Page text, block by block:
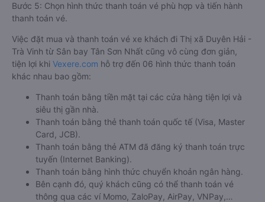
Bước 5: Chọn hình thức thanh toán vé phù hợp và tiến hành
thanh toán vé.
Việc đặt mua và thanh toán vé xe khách đi Thị xã Duyên Hải -
Trà Vinh từ Sân bay Tân Sơn Nhất cũng vô cùng đơn giản,
tiện lợi khi Vexere.com hỗ trợ đến 06 hình thức thanh toán
khác nhau bao gồm:
Thanh toán bằng tiền mặt tại các cửa hàng tiện lợi và
siêu thị gần nhà.
Thanh toán bằng thẻ thanh toán quốc tế (Visa, Master
Card, JCB).
Thanh toán bằng thẻ ATM đã đăng ký thanh toán trực
tuyến (Internet Banking).
Thanh toán bằng hình thức chuyển khoản ngân hàng.
Bên cạnh đó, quý khách cũng có thể thanh toán vé
thông qua các ví Momo, ZaloPay, AirPay, VNPay,…